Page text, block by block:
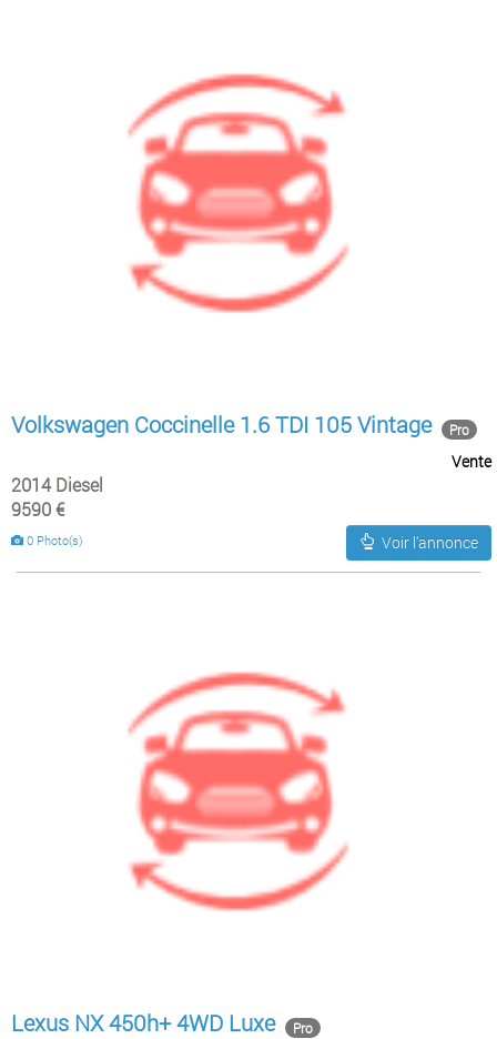
Volkswagen Coccinelle 1.6 TDI 105 Vintage Pro
Vente
2014 Diesel
9590 €
Voir l'annonce
0 Photo(s)
Lexus NX 450h+ 4WD Luxe Pro